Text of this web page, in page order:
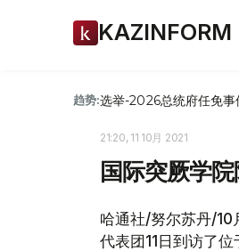
KAZINFORM
趋势:选举-2026总统府任免事
21:20, 11 10月 2021
国际突厥学
哈通社/努尔苏丹/
代表团11日到访了